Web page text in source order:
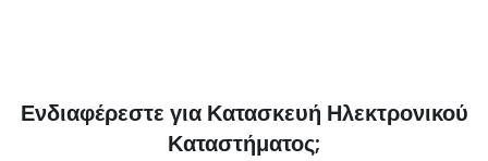
Ενδιαφέρεστε για Κατασκευή Ηλεκτρονικού
Καταστήματος;